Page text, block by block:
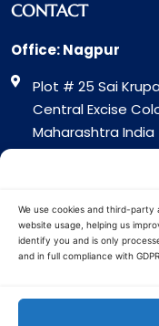
We use cookies and third-
website usage, helping us
identify you and is only
and in full compliance with
CONTACT
Office: Nagpur
Plot # 25 Sai
Central Excise
Maharashtra India
317 Green
Surat - 394101
Gujrat India